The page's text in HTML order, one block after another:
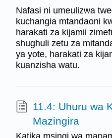
Nafasi ni umeulizwa
kuchangia mtandaoni
harakati za kijamii
shughuli zetu za
ya yote, harakati za
kuanzisha watu.
11.4: Uhuru wa
Mazingira
Katika msingi wa